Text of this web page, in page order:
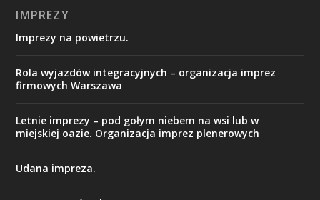
IMPREZY
Imprezy na powietrzu.
Rola wyjazdów integracyjnych – organizacja imprez
firmowych Warszawa
Letnie imprezy – pod gołym niebem na wsi lub w
miejskiej oazie. Organizacja imprez plenerowych
Udana impreza.